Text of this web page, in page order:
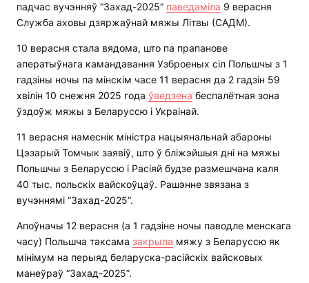
падчас вучэнняў “Захад-2025” паведаміла 9 верасня
Служба аховы дзяржаўнай мяжы Літвы (САДМ).
10 верасня стала вядома, што па прапанове
аператыўнага камандавання Узброеных сіл Польшчы з 1
гадзіны ночы па мінскім часе 11 верасня да 2 гадзін 59
хвілін 10 снежня 2025 года ўведзена беспалётная зона
ўздоўж мяжы з Беларуссю і Украінай.
11 верасня намеснік міністра нацыянальнай абароны
Цэзарый Томчык заявіў, што ў бліжэйшыя дні на мяжы
Польшчы з Беларуссю і Расіяй будзе размешчана каля
40 тыс. польскіх вайскоўцаў. Рашэнне звязана з
вучэннямі “Захад-2025”.
Апоўначы 12 верасня (а 1 гадзіне ночы паводле менскага
часу) Польшча таксама закрыла мяжу з Беларуссю як
мінімум на перыяд беларуска-расійскіх вайсковых
манеўраў “Захад-2025”.